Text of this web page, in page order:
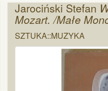
Jarociński Stefan
Mozart. /Małe
SZTUKA::MUZYKA